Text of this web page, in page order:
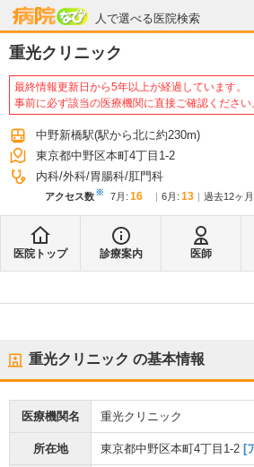
人で選べる医院検索
病院なび
重光クリニック
最終情報更新日から5年以上が経過しています。
事前に必ず該当の医療機関に直接ご確認ください
中野新橋駅(駅から北に約230m)
東京都中野区本町4丁目1-2
内科 外科 胃腸科 肛門科
アクセス数※ 7月 : 16 6月 : 13 過去12ヶ
医院トップ 診療案内 医師
重光クリニック の基本情報
医療機関名 重光クリニック
所在地 東京都中野区本町4丁目1-2 [